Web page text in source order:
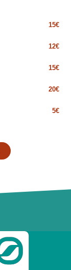
15€
12€
15€
20€
5€